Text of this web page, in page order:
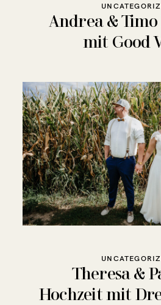
Andrea &
mit Good
Theresa &
Hochzeit mit